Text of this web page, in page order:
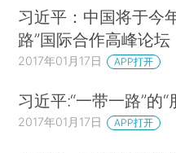
习近平：中国将于今
路”国际合作高峰论坛
2017年01月17日 APP打开
习近平:“一带一路”的
2017年01月17日 APP打开